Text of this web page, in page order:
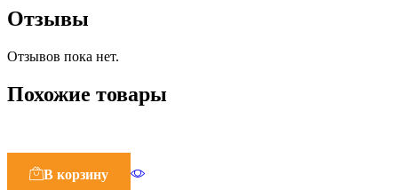
Отзывы
Отзывов пока нет.
Похожие товары
В корзину